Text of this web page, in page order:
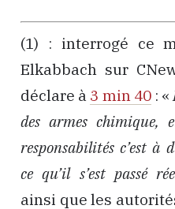
(1) : interrogé ce
Elkabbach sur
déclare à 3 min 40: «
des armes chimique,
responsabilités c’est à
ce qu’il s’est passé
ainsi que les